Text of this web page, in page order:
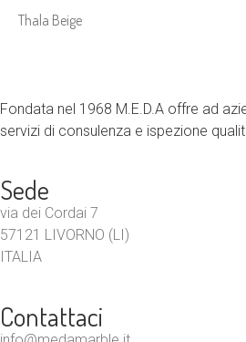
Thala Beige
Fondata nel 1968 M.E.D.A offre ad
servizi di consulenza e ispezione
Sede
via dei Cordai 7
57121 LIVORNO (LI)
ITALIA
Contattaci